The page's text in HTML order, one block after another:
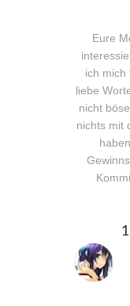
Eure
ich mich
liebe
nicht
nichts mit